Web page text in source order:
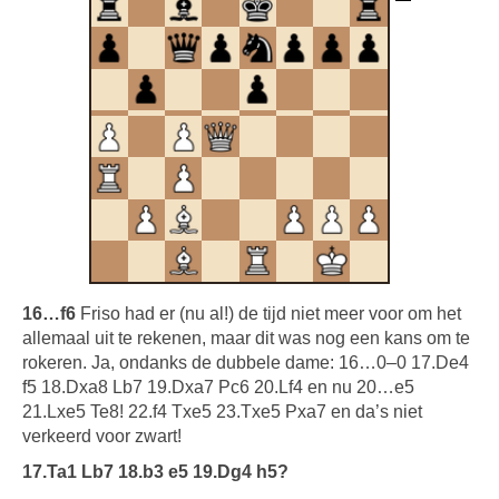
16…f6 Friso had er (nu al!) de tijd niet meer voor om het
allemaal uit te rekenen, maar dit was nog een kans om te
rokeren. Ja, ondanks de dubbele dame: 16…0–0 17.De4
f5 18.Dxa8 Lb7 19.Dxa7 Pc6 20.Lf4 en nu 20…e5
21.Lxe5 Te8! 22.f4 Txe5 23.Txe5 Pxa7 en da’s niet
verkeerd voor zwart!
17.Ta1 Lb7 18.b3 e5 19.Dg4 h5?